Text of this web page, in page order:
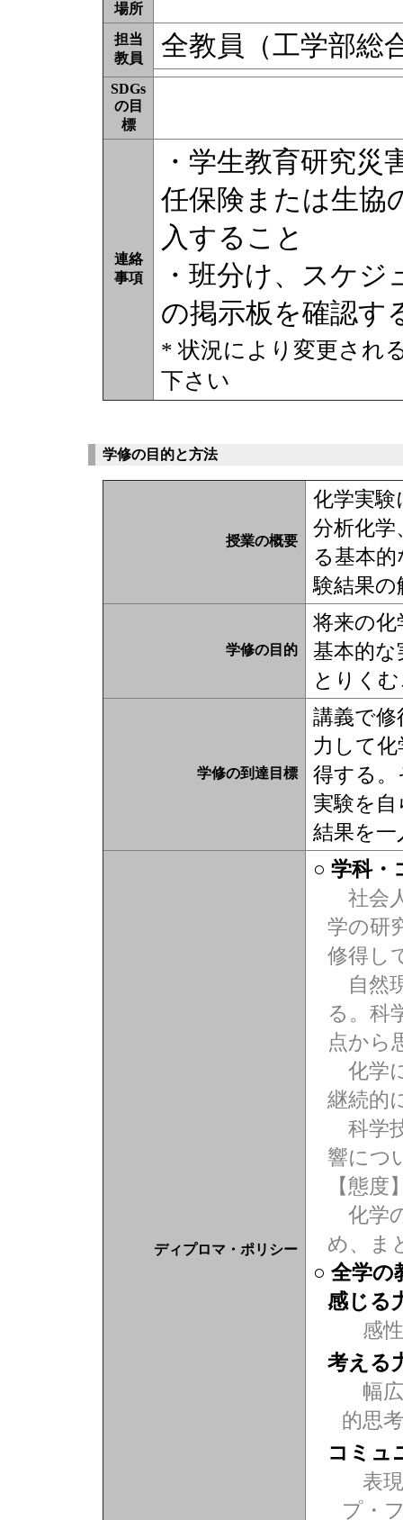
場所
担当
教員
全教員（工学部総
SDGs
の目
標
連絡
事項
・学生教育研究災
任保険または生協
入すること
・班分け、スケ
の掲示板を確認す
* 状況により変更され
下さい
学修の目的と方法
授業の概要
化学実
分析化学
る基本
験結果の
学修の目的
将来の
基本的
とりく
学修の到達目標
講義で
力して
得する
実験を
結果を
ディプロマ・ポリシー
○ 学科・
社会
学の研
修得し
自然
る。科
点から
化学
継続的
科学
響につ
【態度
化学
め、ま
○ 全学の
感じる
感性
考える
幅
的思
コミュ
表現
プ・